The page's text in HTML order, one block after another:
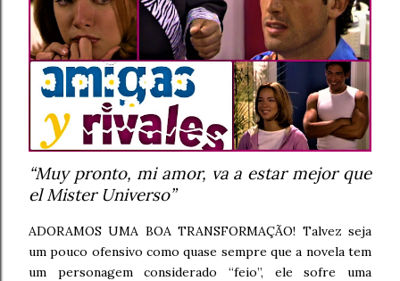
“Muy pronto, mi amor, va a estar mejor que
el Mister Universo”
ADORAMOS UMA BOA TRANSFORMAÇÃO! Talvez seja
um pouco ofensivo como quase sempre que a novela tem
um personagem considerado “feio”, ele sofre uma